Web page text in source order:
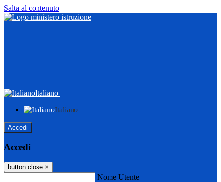
Salta al contenuto
Italiano
Italiano
Accedi
Accedi
button close ×
Nome Utente